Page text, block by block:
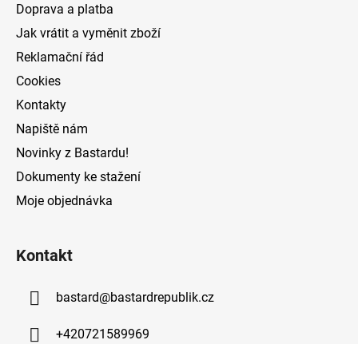
Doprava a platba
Jak vrátit a vyměnit zboží
Reklamační řád
Cookies
Kontakty
Napiště nám
Novinky z Bastardu!
Dokumenty ke stažení
Moje objednávka
Kontakt
bastard@bastardrepublik.cz
+420721589969